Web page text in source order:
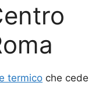
termico che cede